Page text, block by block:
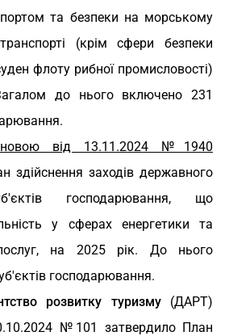
та безпеки на морському
(крім сфери безпеки
флоту рибної промисловості)
до нього включено 231
від 13.11.2024 №1940
здійснення заходів державного
господарювання, що
у сферах енергетики та
на 2025 рік. До нього
господарювання.
розвитку туризму(ДАРТ)
№101 затвердило План